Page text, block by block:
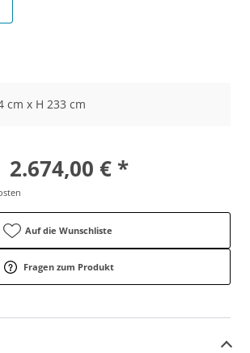
cm x H 233 cm
2.674,00 € *
Auf die Wunschliste
Fragen zum Produkt